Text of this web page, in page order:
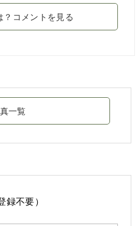
？コメントを見る
一覧
不要）